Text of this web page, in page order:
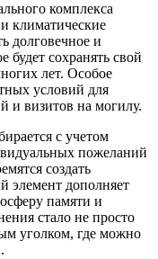
комплекса
климатические
долговечное и
будет сохранять свой
лет. Особое
условий для
и визитов на могилу.
с учетом
пожеланий
создать
элемент дополняет
памяти и
стало не просто
уголком, где можно